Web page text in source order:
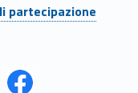
partecipazione